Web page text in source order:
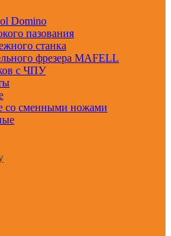
Domino
пазования
станка
фрезера MAFELL
с ЧПУ
со сменными ножами